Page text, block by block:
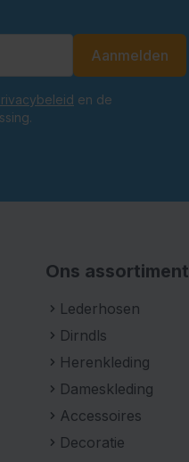
Aanmelden
en de
Ons assortiment
Lederhosen
Dirndls
Herenkleding
Dameskleding
Accessoires
Decoratie